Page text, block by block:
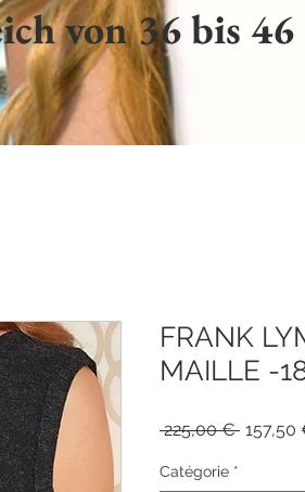
von 36 bis 46
FRANK
MAILLE -
225,00 € 157,50
Catégorie *